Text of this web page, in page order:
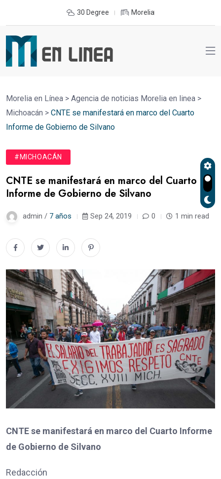
30 Degree Morelia
Morelia en Línea > Agencia de noticias Morelia en linea >
Michoacán > CNTE se manifestará en marco del Cuarto
Informe de Gobierno de Silvano
#MICHOACÁN
CNTE se manifestará en marco del Cuarto
Informe de Gobierno de Silvano
admin / 7 años Sep 24, 2019 0 1 min read
CNTE se manifestará en marco del Cuarto Informe
de Gobierno de Silvano
Redacción